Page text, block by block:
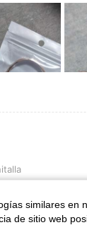
similares en
de sitio web